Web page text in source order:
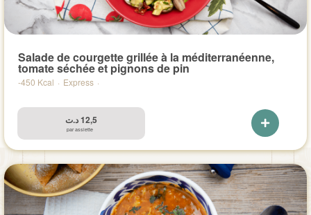
Salade de courgette grillée à la méditerranéenne,
tomate séchée et pignons de pin
-450 Kcal · Express ·
12,5د.ت
par assiette